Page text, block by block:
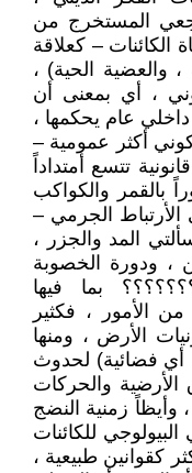
المستخرج من
الكائنات – كعلاقة
والعضية الحية) ،
، أي بمعنى أن
عام يحكمها ،
أكثر عمومية –
تتسع أمتداداً
بالقمر والكواكب
الأرتباط الجرمي –
المد والجزر ،
، ودورة الخصوبة
بما فيها
من الأمور ، فكثير
الأرض ، ومنها
أي فضائية) لحدوث
والحركات
وأيظاً زمنية النضج
للكائنات
كقوانين طبيعية ،